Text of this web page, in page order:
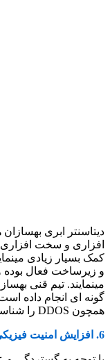
افزاری و سخت
و زیرساخت فعال بوده
مینمایند. تیم قنی
گونه ای انجام داده
همچون DDOS را شناسایی و دفع نمایید.
6. افزایش امنیت فیزیکی